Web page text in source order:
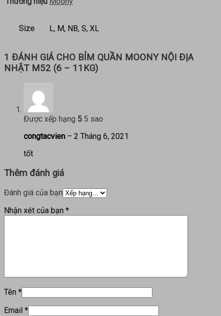
Size L, M, NB, S, XL
1 ĐÁNH GIÁ CHO BỈM QUẦN MOONY NỘI ĐỊA
NHẬT M52 (6 – 11KG)
Được xếp hạng 5 5 sao
congtacvien – 2 Tháng 6, 2021
tốt
Thêm đánh giá
Đánh giá của bạn
Nhận xét của bạn *
Tên *
Email *